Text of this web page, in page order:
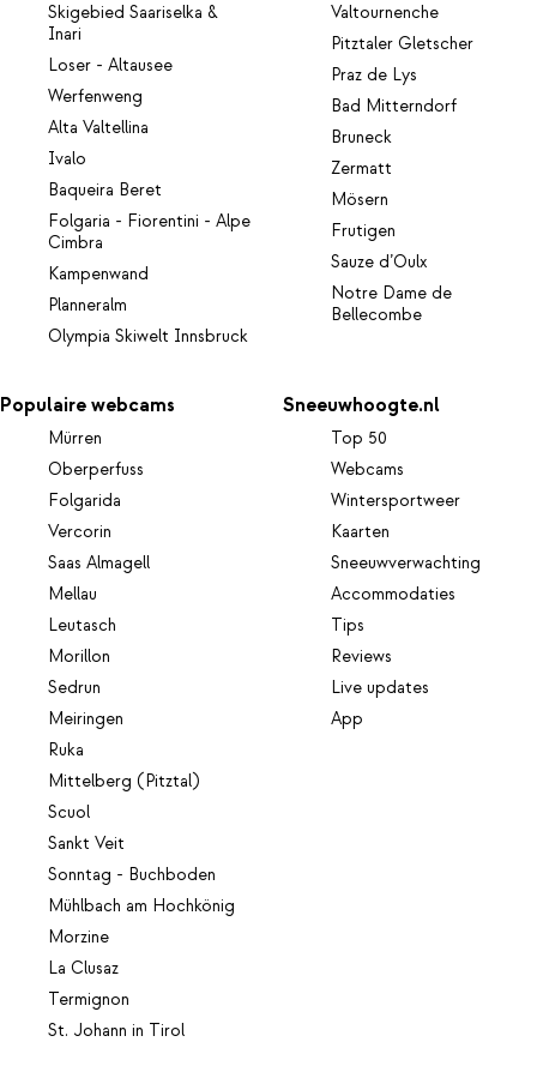
Skigebied Saariselka &
Inari
Loser - Altausee
Werfenweng
Alta Valtellina
Ivalo
Baqueira Beret
Folgaria - Fiorentini - Alpe
Cimbra
Kampenwand
Planneralm
Olympia Skiwelt Innsbruck
Valtournenche
Pitztaler Gletscher
Praz de Lys
Bad Mitterndorf
Bruneck
Zermatt
Mösern
Frutigen
Sauze d’Oulx
Notre Dame de
Bellecombe
Populaire webcams
Mürren
Oberperfuss
Folgarida
Vercorin
Saas Almagell
Mellau
Leutasch
Morillon
Sedrun
Meiringen
Ruka
Mittelberg (Pitztal)
Scuol
Sankt Veit
Sonntag - Buchboden
Mühlbach am Hochkönig
Morzine
La Clusaz
Termignon
St. Johann in Tirol
Sneeuwhoogte.nl
Top 50
Webcams
Wintersportweer
Kaarten
Sneeuwverwachting
Accommodaties
Tips
Reviews
Live updates
App